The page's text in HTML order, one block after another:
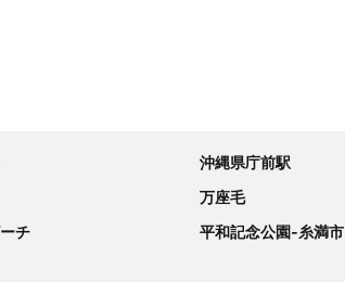
沖縄県庁前駅
万座毛
チ 平和記念公園‐糸満市